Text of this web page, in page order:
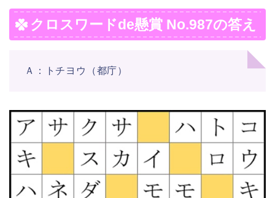
クロスワードde懸賞 No.987の答え
Ａ：トチヨウ（都庁）